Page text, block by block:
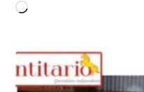
Caricamento
corso…